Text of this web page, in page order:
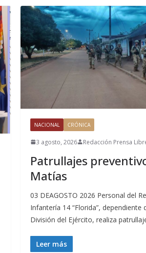
NACIONAL CRÓNICA
3 agosto, 2026 Redacción Prensa
Patrullajes
Matías
03 DEAGOSTO 2026 Personal del
Infantería 14 “Florida”, dependiente
División del Ejército, realiza
Leer más